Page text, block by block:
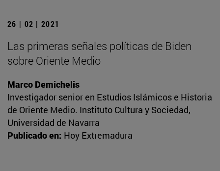
26 | 02 | 2021
Las primeras señales políticas de Biden
sobre Oriente Medio
Marco Demichelis
Investigador senior en Estudios Islámicos e Historia
de Oriente Medio. Instituto Cultura y Sociedad,
Universidad de Navarra
Publicado en: Hoy Extremadura